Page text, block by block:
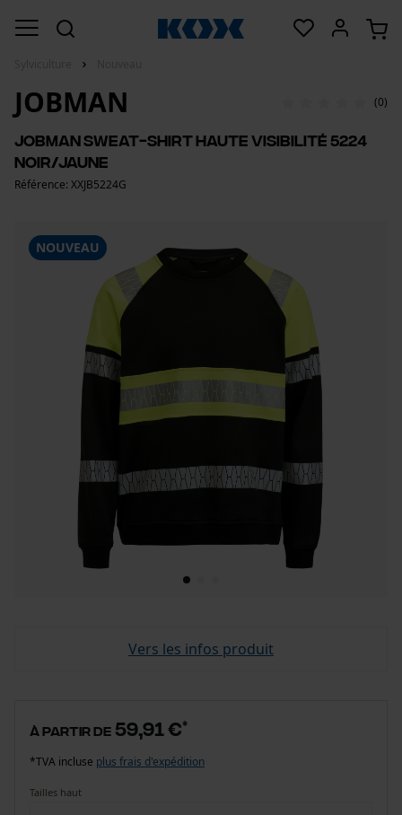
NOUVEAU
JOBMAN (0)
Jobman Sweat-shirt haute visibilité 5224
noir/jaune
Référence: XXJB5224G
Vers les infos produit
à partir de 59,91 €*
*TVA incluse plus frais d'expédition
Tailles haut